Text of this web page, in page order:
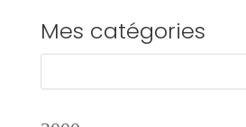
Mes catégories